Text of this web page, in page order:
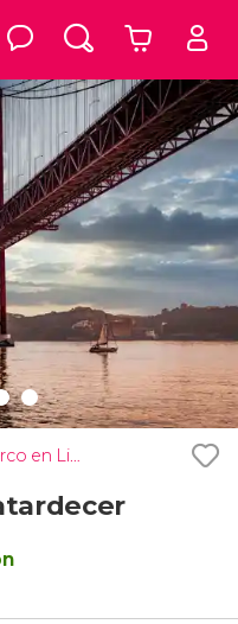
Paseos en barco en Lisboa